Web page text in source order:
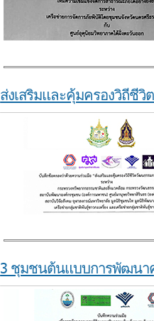
ส่งเสริมและคุ้มครองวิถีชี
3 ชุมชนต้นแบบการพัฒนา